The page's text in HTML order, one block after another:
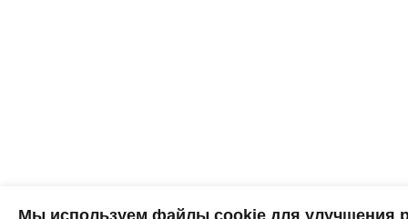
Мы используем файлы cookie для улучшения